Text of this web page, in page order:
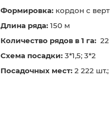
Формировка: кордон с
Длина ряда: 150 м
Количество рядов в 1 га: 22
Схема посадки: 3*1,5; 3*2
Посадочных мест: 2 222